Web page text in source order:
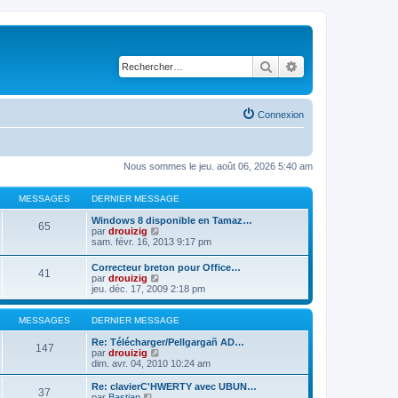
Rechercher
Connexion
Nous sommes le jeu. août 06, 2026 5:40 am
MESSAGES DERNIER MESSAGE
65
Windows 8 disponible en Tamaz…
par drouizig
o
u
l
t
e
r
l
d
e
r
n
i
sam. févr. 16, 2013 9:17 pm
41
Correcteur breton pour Office…
par drouizig
o
n
s
u
l
t
r
l
e
jeu. déc. 17, 2009 2:18 pm
MESSAGES DERNIER MESSAGE
147
Re: Télécharger/Pellgargañ AD…
par drouizig
o
n
s
dim. avr. 04, 2010 10:24 am
37
Re: clavierC'HWERTY avec UBUN…